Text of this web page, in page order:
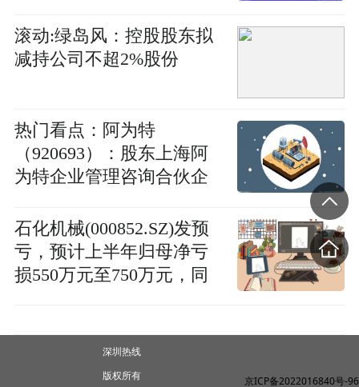
滚动:绿岛风：控股股东拟
减持公司不超2%股份
热门看点：阿为特
（920693）：股东上海阿
为特企业管理咨询合伙企
石化机械(000852.SZ)发预
亏，预计上半年归母净亏
损550万元至750万元，同
深圳热线
版权所有 京ICP备2022016840号-96